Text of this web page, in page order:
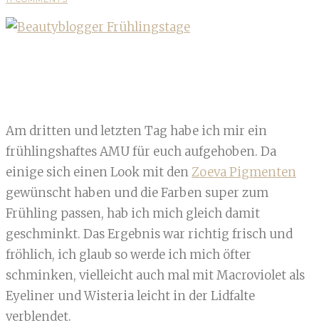
Am dritten und letzten Tag habe ich mir ein
frühlingshaftes AMU für euch aufgehoben. Da
einige sich einen Look mit denZoeva Pigmenten
gewünscht haben und die Farben super zum
Frühling passen, hab ich mich gleich damit
geschminkt. Das Ergebnis war richtig frisch und
fröhlich, ich glaub so werde ich mich öfter
schminken, vielleicht auch mal mit Macroviolet als
Eyeliner und Wisteria leicht in der Lidfalte
verblendet.